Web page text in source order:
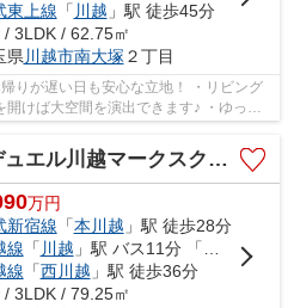
東上線 「 川越 」駅 徒歩45分
/ 3LDK / 62.75㎡
県 川越市南大塚 ２丁目
りが遅い日も安心な立地！ ・リビング
けば大空間を演出できます♪ ・ゆった
エル川越マークスクエア
万円
新宿線 「本川越 」駅 徒歩28分
線 「 川越 」駅 バス11分 「神明町」 停歩1分
線 「西川越 」駅 徒歩36分
/ 3LDK / 79.25㎡